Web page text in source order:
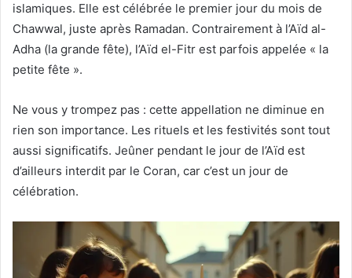
islamiques. Elle est célébrée le premier jour du mois de
Chawwal, juste après Ramadan. Contrairement à l’Aïd al-
Adha (la grande fête), l’Aïd el-Fitr est parfois appelée « la
petite fête ».
Ne vous y trompez pas : cette appellation ne diminue en
rien son importance. Les rituels et les festivités sont tout
aussi significatifs. Jeûner pendant le jour de l’Aïd est
d’ailleurs interdit par le Coran, car c’est un jour de
célébration.